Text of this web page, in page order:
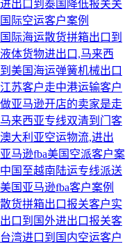
进出口到泰国降低报关关
国际空运客户案例
国际海运散货拼箱出口到
液体货物进出口,马来西
到美国海运弹簧机械出口
江苏客户走中港运输客户
做亚马逊开店的卖家是走
马来西亚专线双清到门客
澳大利亚空运物流,进出
亚马逊fba美国空派客户案
中国至越南陆运专线派送
美国亚马逊fba客户案例
散货拼箱出口报关客户实
出口到国外进出口报关客
台湾进口到国内空运客户